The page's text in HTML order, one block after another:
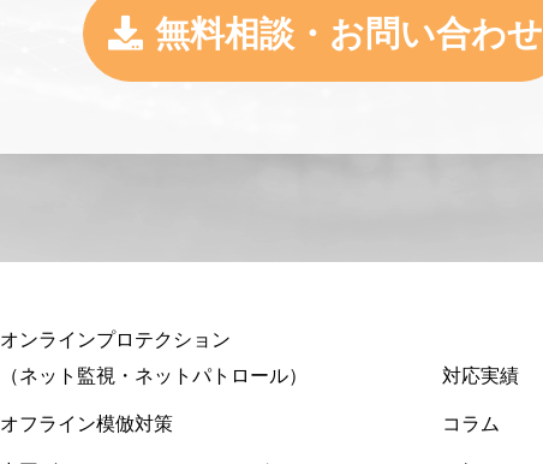
無料相談・お問い合わせ
オンラインプロテクション
（ネット監視・ネットパトロール）
オフライン模倣対策
対応実績
コラム